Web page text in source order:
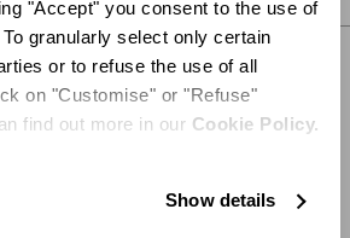
"Accept" you consent to the use of
granularly select only certain
or to refuse the use of all
on "Customise" or "Refuse"
find out more in our Cookie Policy.
Show details